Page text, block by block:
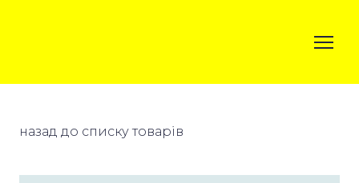
назад до списку товарів